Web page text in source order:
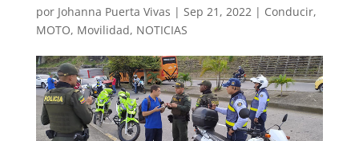
por Johanna Puerta Vivas | Sep 21, 2022| Conducir,
MOTO, Movilidad, NOTICIAS